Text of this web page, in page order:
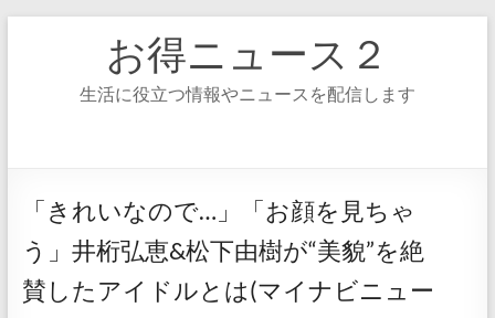
お得ニュース２
生活に役立つ情報やニュースを配信します
「きれいなので…」「お顔を見ちゃ
う」井桁弘恵&松下由樹が“美貌”を絶
賛したアイドルとは(マイナビニュー